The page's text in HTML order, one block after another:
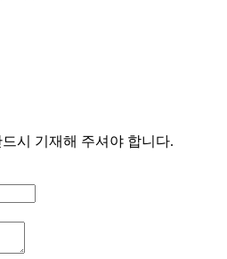
시 기재해 주셔야 합니다.